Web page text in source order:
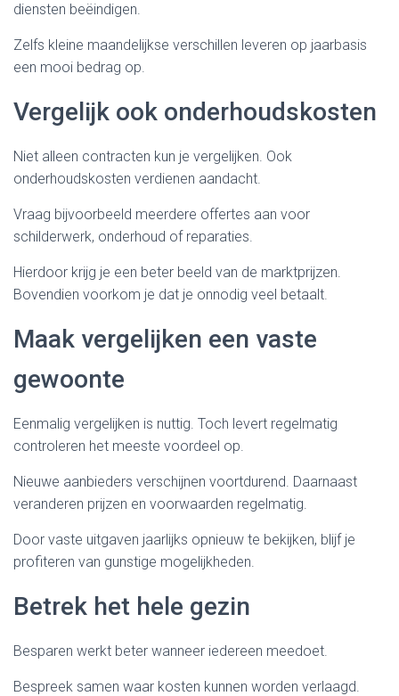
diensten beëindigen.
Zelfs kleine maandelijkse verschillen leveren op jaarbasis
een mooi bedrag op.
Vergelijk ook onderhoudskosten
Niet alleen contracten kun je vergelijken. Ook
onderhoudskosten verdienen aandacht.
Vraag bijvoorbeeld meerdere offertes aan voor
schilderwerk, onderhoud of reparaties.
Hierdoor krijg je een beter beeld van de marktprijzen.
Bovendien voorkom je dat je onnodig veel betaalt.
Maak vergelijken een vaste
gewoonte
Eenmalig vergelijken is nuttig. Toch levert regelmatig
controleren het meeste voordeel op.
Nieuwe aanbieders verschijnen voortdurend. Daarnaast
veranderen prijzen en voorwaarden regelmatig.
Door vaste uitgaven jaarlijks opnieuw te bekijken, blijf je
profiteren van gunstige mogelijkheden.
Betrek het hele gezin
Besparen werkt beter wanneer iedereen meedoet.
Bespreek samen waar kosten kunnen worden verlaagd.